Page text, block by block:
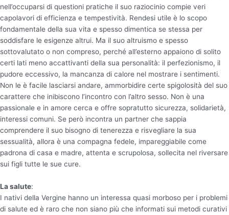
nell’occuparsi di questioni pratiche il suo raziocinio compie veri
capolavori di efficienza e tempestività. Rendesi utile è lo scopo
fondamentale della sua vita e spesso dimentica se stessa per
soddisfare le esigenze altrui. Ma il suo altruismo e spesso
sottovalutato o non compreso, perché all’esterno appaiono di solito
certi lati meno accattivanti della sua personalità: il perfezionismo, il
pudore eccessivo, la mancanza di calore nel mostrare i sentimenti.
Non le è facile lasciarsi andare, ammorbidire certe spigolosità del suo
carattere che inibiscono l’incontro con l’altro sesso. Non è una
passionale e in amore cerca e offre sopratutto sicurezza, solidarietà,
interessi comuni. Se però incontra un partner che sappia
comprendere il suo bisogno di tenerezza e risvegliare la sua
sessualità, allora è una compagna fedele, impareggiabile come
padrona di casa e madre, attenta e scrupolosa, sollecita nel riversare
sui figli tutte le sue cure.
La salute:
I nativi della Vergine hanno un interessa quasi morboso per i problemi
di salute ed è raro che non siano più che informati sui metodi curativi